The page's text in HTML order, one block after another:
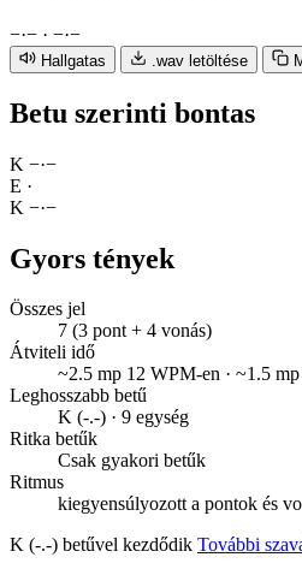
−·− · −·−
Hallgatas .wav letöltése
Betu szerinti bontas
K −·−
E ·
K −·−
Gyors tények
Összes jel
7 (3 pont + 4 vonás)
Átviteli idő
~2.5 mp 12 WPM-en · ~1.5
Leghosszabb betű
K (-.-) · 9 egység
Ritka betűk
Csak gyakori betűk
Ritmus
kiegyensúlyozott a pontok és
K (-.-) betűvel kezdődik További